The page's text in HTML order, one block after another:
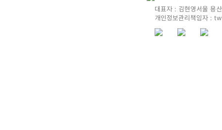
대표자 : 김현영서울 용
개인정보관리책임자 :